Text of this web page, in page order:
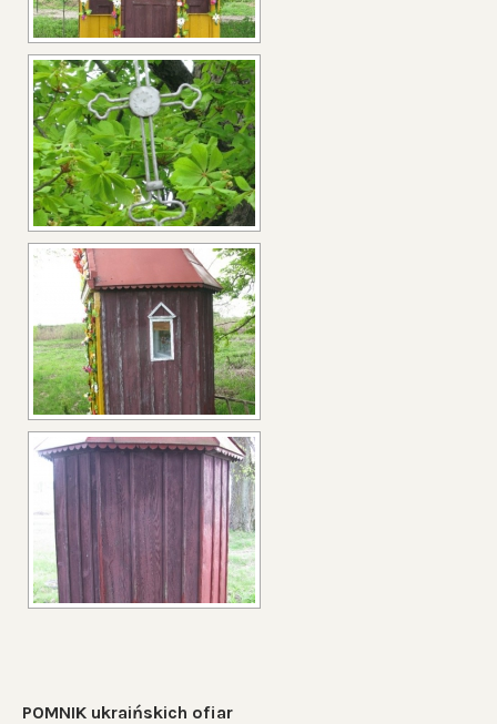
POMNIK ukraińskich ofiar